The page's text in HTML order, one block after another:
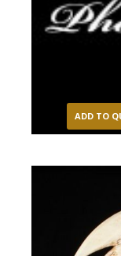
ADD TO